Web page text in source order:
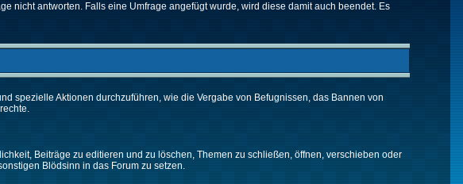
nicht antworten. Falls eine Umfrage angefügt wurde, wird diese damit auch beendet. Es
spezielle Aktionen durchzuführen, wie die Vergabe von Befugnissen, das Bannen von
Beiträge zu editieren und zu löschen, Themen zu schließen, öffnen, verschieben oder
Blödsinn in das Forum zu setzen.